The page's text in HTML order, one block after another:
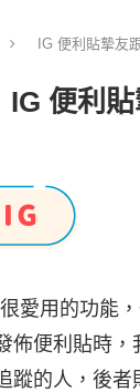
IG 便利貼摯友
IG 便利
愛用的功能
佈便利貼時
蹤的人，後